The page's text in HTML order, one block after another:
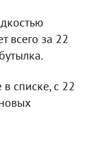
всего за 22
списке, с 22